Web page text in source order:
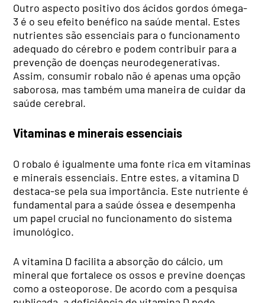
Outro aspecto positivo dos ácidos gordos ómega-
3 é o seu efeito benéfico na saúde mental. Estes
nutrientes são essenciais para o funcionamento
adequado do cérebro e podem contribuir para a
prevenção de doenças neurodegenerativas.
Assim, consumir robalo não é apenas uma opção
saborosa, mas também uma maneira de cuidar da
saúde cerebral.
Vitaminas e minerais essenciais
O robalo é igualmente uma fonte rica em vitaminas
e minerais essenciais. Entre estes, a vitamina D
destaca-se pela sua importância. Este nutriente é
fundamental para a saúde óssea e desempenha
um papel crucial no funcionamento do sistema
imunológico.
A vitamina D facilita a absorção do cálcio, um
mineral que fortalece os ossos e previne doenças
como a osteoporose. De acordo com a pesquisa